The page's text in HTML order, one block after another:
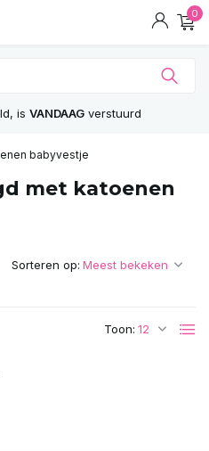
0
is VANDAAGverstuurd
babyvestje
met katoenen
Toon:
Sorteren op: